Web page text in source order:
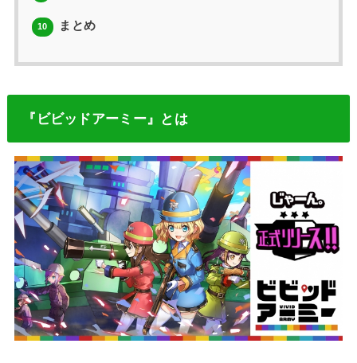
10 まとめ
『ビビッドアーミー』とは